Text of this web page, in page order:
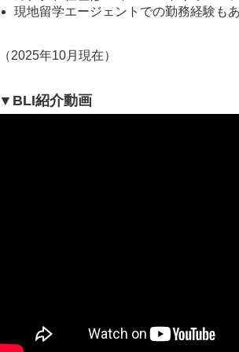
現地留学エージェントでの勤務経験も
（2025年10月現在）
▼BLI紹介動画